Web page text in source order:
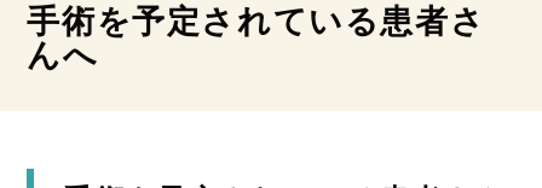
手術を予定されている患者さ
んへ